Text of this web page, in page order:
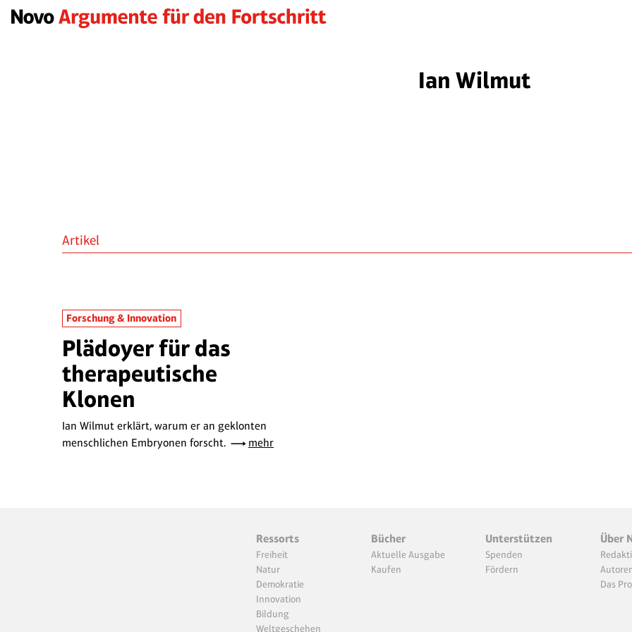
Ian Wilmut
Artikel
Forschung & Innovation
Plädoyer für das
therapeutische
Klonen
Ian Wilmut erklärt, warum er an geklonten
menschlichen Embryonen forscht.
mehr
Ressorts
Freiheit
Natur
Demokratie
Innovation
Bildung
Weltgeschehen
Bücher
Aktuelle Ausgabe
Kaufen
Unterstützen
Spenden
Fördern
Über
Das